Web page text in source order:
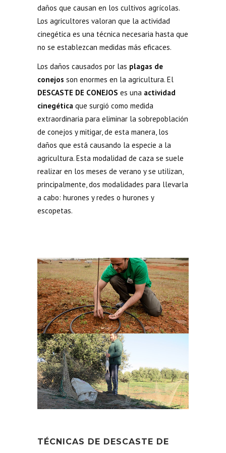
daños que causan en los cultivos agrícolas.
Los agricultores valoran que la actividad
cinegética es una técnica necesaria hasta que
no se establezcan medidas más eficaces.
Los daños causados por las plagas de
conejos son enormes en la agricultura. El
DESCASTE DE CONEJOS es una actividad
cinegética que surgió como medida
extraordinaria para eliminar la sobrepoblación
de conejos y mitigar, de esta manera, los
daños que está causando la especie a la
agricultura. Esta modalidad de caza se suele
realizar en los meses de verano y se utilizan,
principalmente, dos modalidades para llevarla
a cabo: hurones y redes o hurones y
escopetas.
TÉCNICAS DE DESCASTE DE